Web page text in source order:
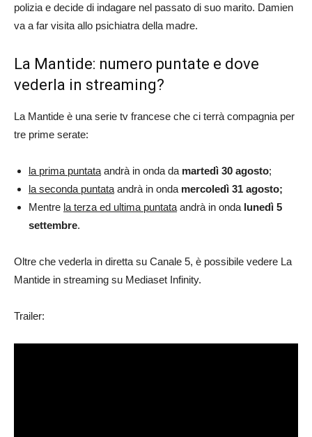
polizia e decide di indagare nel passato di suo marito. Damien
va a far visita allo psichiatra della madre.
La Mantide: numero puntate e dove
vederla in streaming?
La Mantide è una serie tv francese che ci terrà compagnia per
tre prime serate:
la prima puntata andrà in onda da martedì 30 agosto;
la seconda puntata andrà in onda mercoledì 31 agosto;
Mentre la terza ed ultima puntata andrà in onda lunedì 5
settembre.
Oltre che vederla in diretta su Canale 5, è possibile vedere La
Mantide in streaming su Mediaset Infinity.
Trailer: